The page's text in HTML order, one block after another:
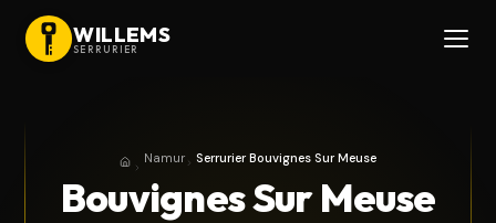
WILLEMS
SERRURIER
AccueilProvince de Namur
Namur Serrurier Bouvignes Sur Meuse
Bouvignes Sur Meuse